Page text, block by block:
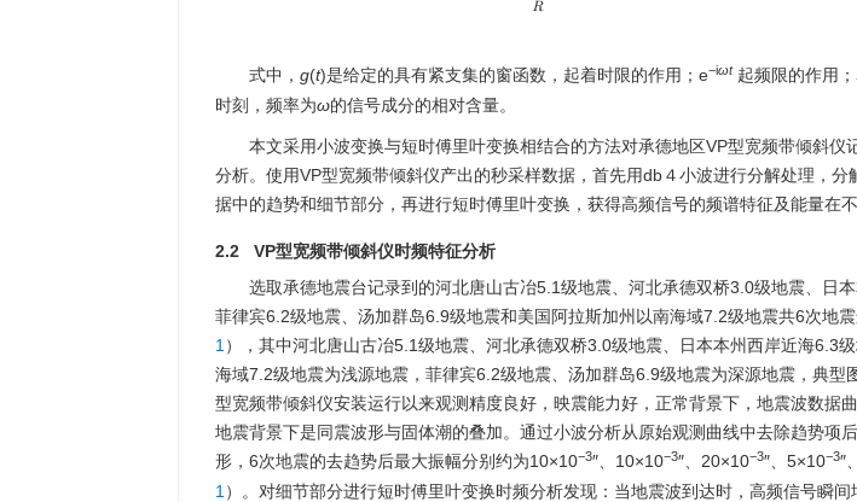
式中， g(t)是给定的具有紧支集的窗函数，起着时限的作用；e−iωt起频限的作用；
时刻，频率为ω的信号成分的相对含量。
本文采用小波变换与短时傅里叶变换相结合的方法对承德地区VP型宽频带倾斜仪
分析。使用VP型宽频带倾斜仪产出的秒采样数据，首先用db４小波进行分解处理，分
据中的趋势和细节部分，再进行短时傅里叶变换，获得高频信号的频谱特征及能量在不
2.2 VP型宽频带倾斜仪时频特征分析
选取承德地震台记录到的河北唐山古冶5.1级地震、河北承德双桥3.0级地震、日本
菲律宾6.2级地震、汤加群岛6.9级地震和美国阿拉斯加州以南海域7.2级地震共6次地
1 ），其中河北唐山古冶5.1级地震、河北承德双桥3.0级地震、日本本州西岸近海6.3
海域7.2级地震为浅源地震，菲律宾6.2级地震、汤加群岛6.9级地震为深源地震，典型
型宽频带倾斜仪安装运行以来观测精度良好，映震能力好，正常背景下，地震波数据
地震背景下是同震波形与固体潮的叠加。通过小波分析从原始观测曲线中去除趋势项
形，6次地震的去趋势后最大振幅分别约为10×10−3″、10×10−3″、20×10−3″、5×10−3″
1 ）。对细节部分进行短时傅里叶变换时频分析发现：当地震波到达时，高频信号瞬